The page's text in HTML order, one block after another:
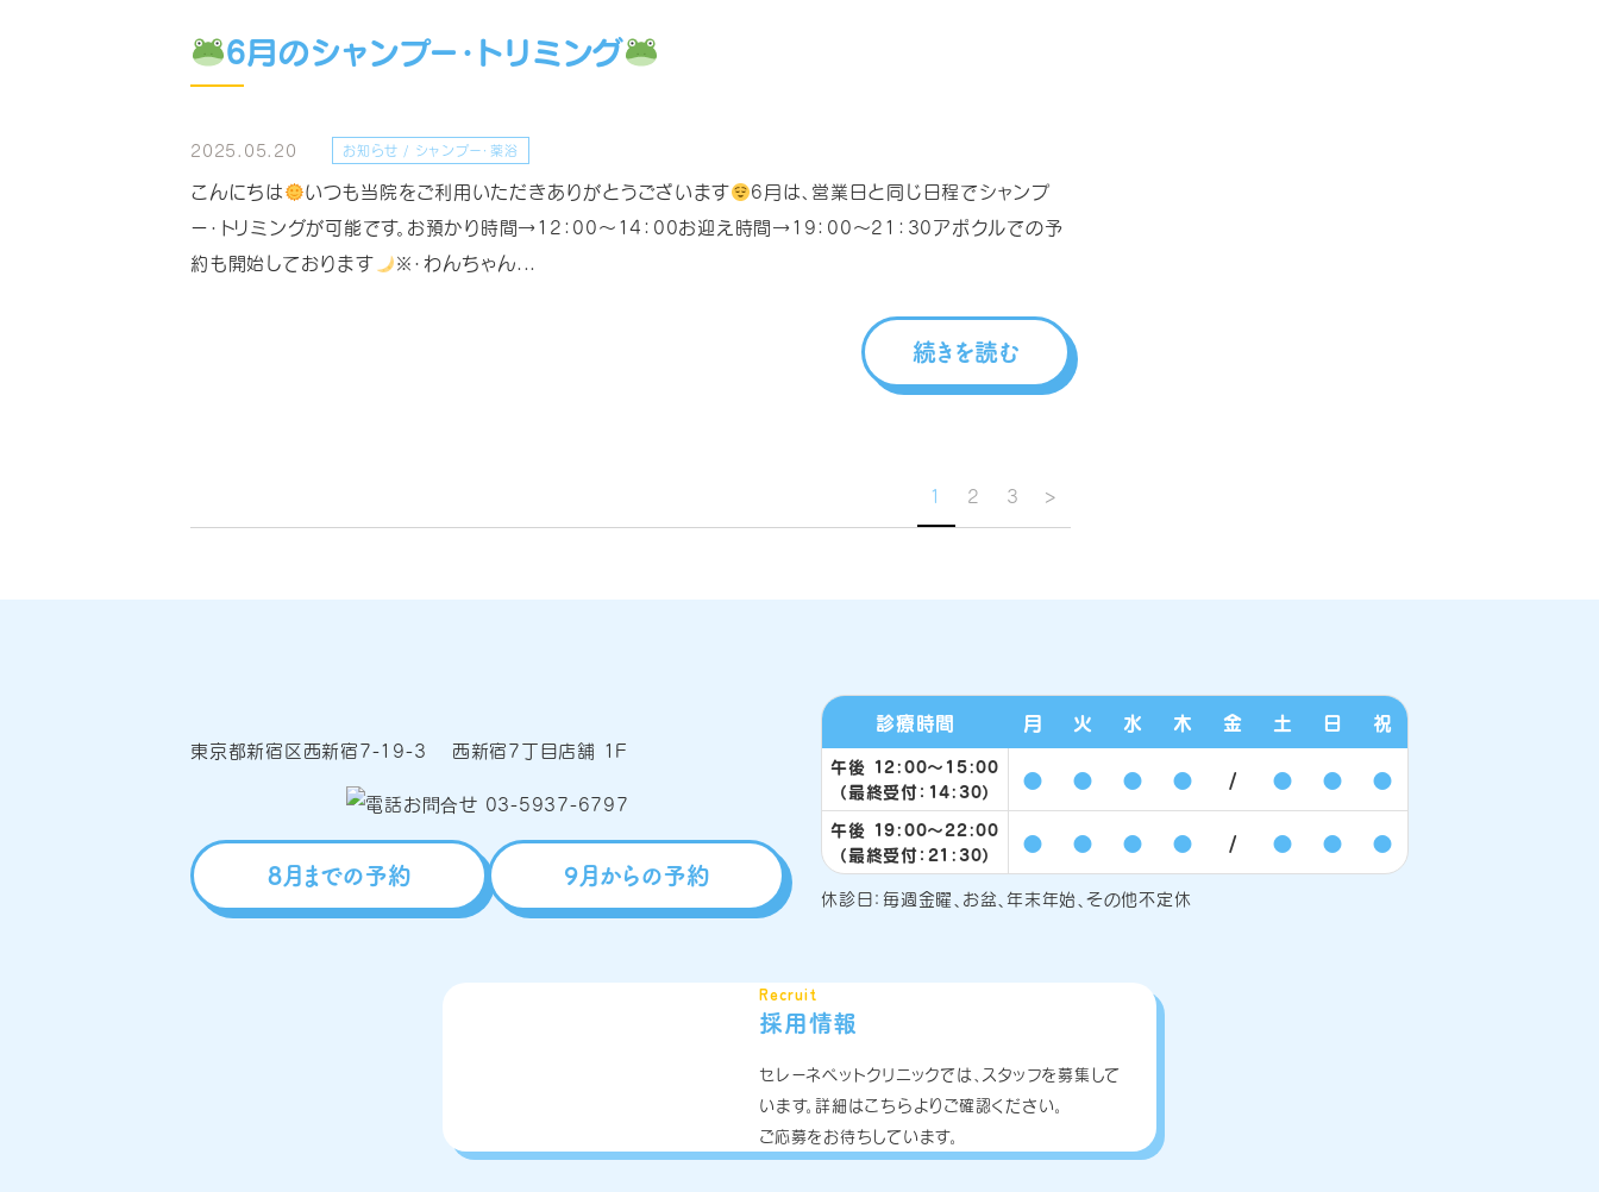
6月のシャンプー・トリミング
2025.05.20 お知らせ / シャンプー・薬浴
こんにちは いつも当院をご利用いただきありがとうございます
6月は、営業日と同じ日程でシャンプ
ー・トリミングが可能です。お預かり時間→12：00～14：00お迎え時間→19：00～21：30アポクルでの予
約も開始しております
※・わんちゃん...
続きを読む
1 2 3 >
東京都新宿区西新宿7-19-3 西新宿7丁目店舗 1F
8月までの予約 9月からの予約
診療時間 月 火 水 木 金 土 日 祝
午後 12:00〜15:00
（最終受付：14:30）
● ● ● ● / ● ● ●
午後 19:00〜22:00
（最終受付：21:30）
● ● ● ● / ● ● ●
休診日：毎週金曜、お盆、年末年始、その他不定休
Recruit
採用情報
セレーネペットクリニックでは、スタッフを募集して
います。詳細はこちらよりご確認ください。
ご応募をお待ちしています。